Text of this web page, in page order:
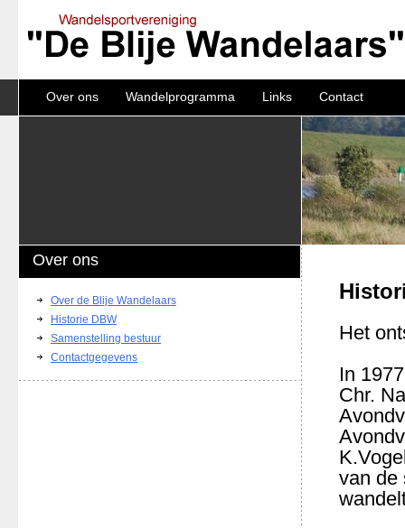
Over ons Wandelprogramma Links Contact
Over ons
Over de Blije Wandelaars
Historie DBW
Samenstelling bestuur
Contactgegevens
Het
In
Chr.
van de